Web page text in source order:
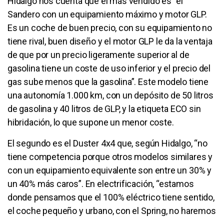
Sandero con un equipamiento máximo y motor GLP.
Es un coche de buen precio, con su equipamiento no
tiene rival, buen diseño y el motor GLP le da la ventaja
de que por un precio ligeramente superior al de
gasolina tiene un coste de uso inferior y el precio del
gas sube menos que la gasolina”. Este modelo tiene
una autonomía 1.000 km, con un depósito de 50 litros
de gasolina y 40 litros de GLP, y la etiqueta ECO sin
hibridación, lo que supone un menor coste.
El segundo es el Duster 4x4 que, según Hidalgo, “no
tiene competencia porque otros modelos similares y
con un equipamiento equivalente son entre un 30% y
un 40% más caros”. En electrificación, “estamos
donde pensamos que el 100% eléctrico tiene sentido,
el coche pequeño y urbano, con el Spring, no haremos